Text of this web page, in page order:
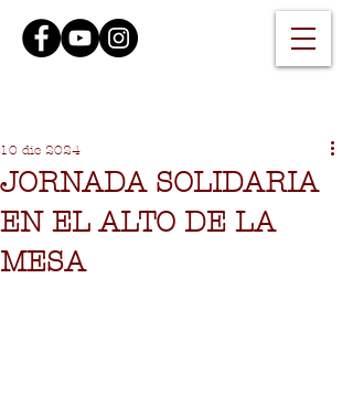
JORNADA SOLIDARIA
EN EL ALTO DE LA
MESA
10 dic 2024